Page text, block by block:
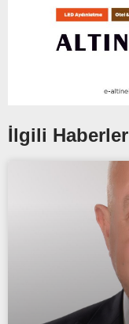
İlgili Haberler